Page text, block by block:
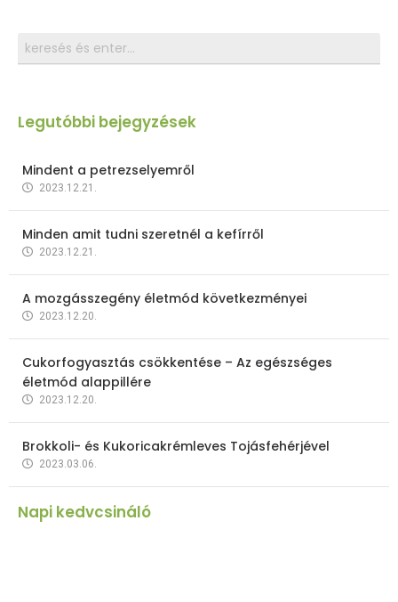
Legutóbbi bejegyzések
Mindent a petrezselyemről
2023.12.21.
Minden amit tudni szeretnél a kefírről
2023.12.21.
A mozgásszegény életmód következményei
2023.12.20.
Cukorfogyasztás csökkentése – Az egészséges
életmód alappillére
2023.12.20.
Brokkoli- és Kukoricakrémleves Tojásfehérjével
2023.03.06.
Napi kedvcsináló